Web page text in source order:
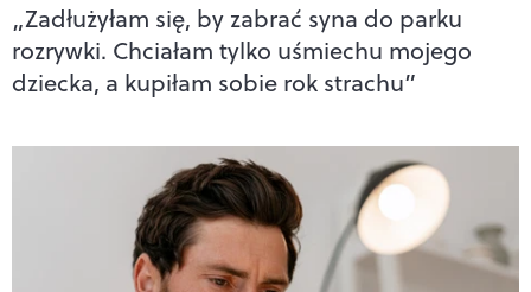
„Zadłużyłam się, by zabrać syna do parku
rozrywki. Chciałam tylko uśmiechu mojego
dziecka, a kupiłam sobie rok strachu”